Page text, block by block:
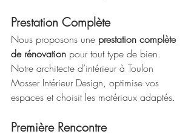
Prestation Complète
Nous proposons une prestation complète
de rénovation pour tout type de bien.
Notre architecte d’intérieur à Toulon
Mosser Intérieur Design, optimise vos
espaces et choisit les matériaux adaptés.
Première Rencontre